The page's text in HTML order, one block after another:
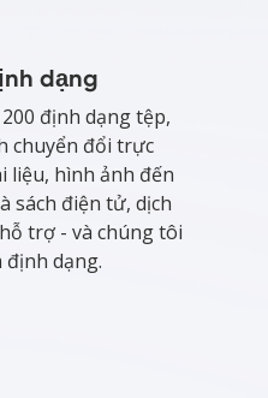
dạng
định dạng tệp,
chuyển đổi trực
liệu, hình ảnh đến
sách điện tử, dịch
trợ - và chúng tôi
dạng.